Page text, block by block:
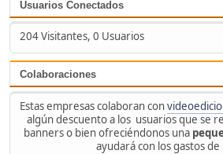
Usuarios Conectados
204 Visitantes, 0 Usuarios
Colaboraciones
Estas empresas colaboran con
algún descuento a los usuarios que se
banners o bien ofreciéndonos una
ayudará con los gastos de